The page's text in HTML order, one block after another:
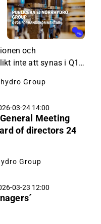
och
inte att synas i Q1-
Group
03-24 14:00
Meeting
of directors 24
Group
03-23 12:00